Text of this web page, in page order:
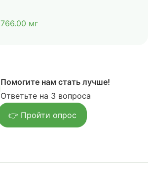
766.00 мг
Помогите нам стать лучше!
Ответьте на 3 вопроса
👉 Пройти опрос